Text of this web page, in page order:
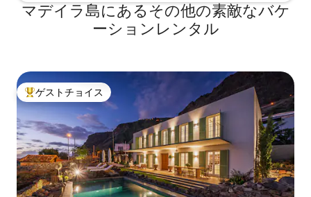
マデイラ島にあるその他の素敵なバケ
ーションレンタル
大好評のゲストチョイスです。
ゲストチョイス